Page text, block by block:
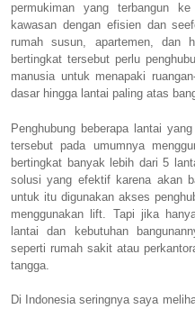
permukiman yang terbangun
kawasan dengan efisien dan
rumah susun, apartemen, dan
bertingkat tersebut perlu
manusia untuk menapaki
dasar hingga lantai paling atas
Penghubung beberapa lantai
tersebut pada umumnya
bertingkat banyak lebih dari 5
solusi yang efektif karena akan
untuk itu digunakan akses
menggunakan lift. Tapi jika
lantai dan kebutuhan
seperti rumah sakit atau
tangga.
Di Indonesia seringnya saya